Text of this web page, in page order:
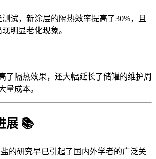
测试，新涂层的隔热效率提高了30%，且
明显老化现象。
了隔热效果，还大幅延长了储罐的维护周
量成本。
展 📚
的研究早已引起了国内外学者的广泛关